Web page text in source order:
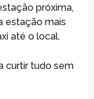
próxima,
estação mais
até o local.
curtir tudo sem